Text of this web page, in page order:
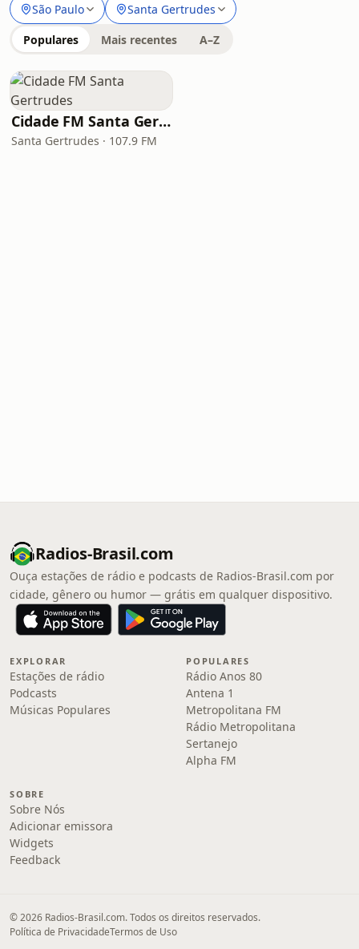
São Paulo Santa Gertrudes
Populares Mais recentes A–Z
Cidade FM Santa Gertrudes
Santa Gertrudes · 107.9 FM
Radios-Brasil.com
Ouça estações de rádio e podcasts de Radios-Brasil.com por
cidade, gênero ou humor — grátis em qualquer dispositivo.
EXPLORAR
Estações de rádio
Podcasts
Músicas Populares
POPULARES
Rádio Anos 80
Antena 1
Metropolitana FM
Rádio Metropolitana
Sertanejo
Alpha FM
SOBRE
Sobre Nós
Adicionar emissora
Widgets
Feedback
© 2026 Radios-Brasil.com. Todos os direitos reservados.
Política de PrivacidadeTermos de Uso